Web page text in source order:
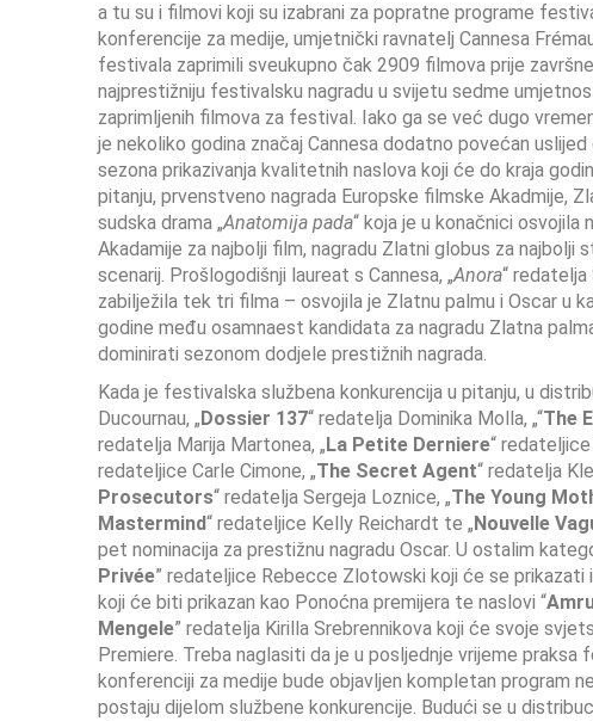
a tu su i filmovi koji su izabrani za popratne programe
konferencije za medije, umjetnički ravnatelj Cannesa
festivala zaprimili sveukupno čak 2909 filmova prije
najprestižniju festivalsku nagradu u svijetu sedme
zaprimljenih filmova za festival. Iako ga se već dugo
je nekoliko godina značaj Cannesa dodatno povećan
sezona prikazivanja kvalitetnih naslova koji će do kraja
pitanju, prvenstveno nagrada Europske filmske Akadmije,
sudska drama „Anatomija pada“ koja je u konačnici osvojila
Akadamije za najbolji film, nagradu Zlatni globus za najbolji
scenarij. Prošlogodišnji laureat s Cannesa, „Anora“ redatelja
zabilježila tek tri filma – osvojila je Zlatnu palmu i Oscar u
godine među osamnaest kandidata za nagradu Zlatna
dominirati sezonom dodjele prestižnih nagrada.
Kada je festivalska službena konkurencija u pitanju, u
Ducournau, „ Dossier 137“ redatelja Dominika Molla, „“The
redatelja Marija Martonea, „ La Petite Derniere“
redateljice Carle Cimone, „The Secret Agent“ redatelja
Prosecutors“ redatelja Sergeja Loznice, „The Young
Mastermind“ redateljice Kelly Reichardt te „ Nouvelle
pet nominacija za prestižnu nagradu Oscar. U ostalim
Privée” redateljice Rebecce Zlotowski koji će se prikazati
koji će biti prikazan kao Ponoćna premijera te naslovi “
Mengele” redatelja Kirilla Srebrennikova koji će svoje
Premiere. Treba naglasiti da je u posljednje vrijeme
konferenciji za medije bude objavljen kompletan program
postaju dijelom službene konkurencije. Budući se u